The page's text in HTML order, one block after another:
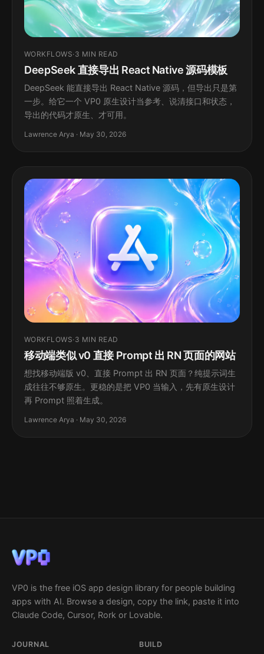
WORKFLOWS·3 MIN READ
DeepSeek 直接导出 React Native 源码模板
DeepSeek 能直接导出 React Native 源码，但导出只是第
一步。给它一个 VP0 原生设计当参考、说清接口和状态，
导出的代码才原生、才可用。
Lawrence Arya · May 30, 2026
WORKFLOWS·3 MIN READ
移动端类似 v0 直接 Prompt 出 RN 页面的网站
想找移动端版 v0、直接 Prompt 出 RN 页面？纯提示词生
成往往不够原生。更稳的是把 VP0 当输入，先有原生设计
再 Prompt 照着生成。
Lawrence Arya · May 30, 2026
VP0 is the free iOS app design library for people building
apps with AI. Browse a design, copy the link, paste it into
Claude Code, Cursor, Rork or Lovable.
JOURNAL BUILD